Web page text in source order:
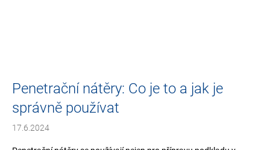
Penetrační nátěry: Co je to a jak je
správně používat
17.6.2024